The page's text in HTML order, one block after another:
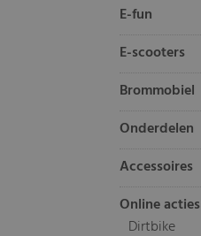
E-fun
E-scooters
Brommobiel
Onderdelen
Accessoires
Online acties
Dirtbike